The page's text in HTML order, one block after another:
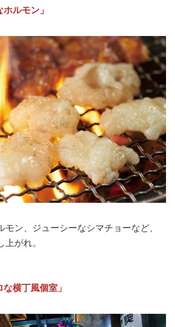
ルモン」
モン、ジューシーなシマチョーなど、
がれ。
横丁風個室」